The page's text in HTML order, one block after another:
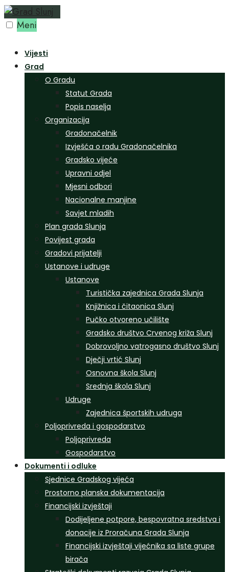
Preskoči
na Meni
Vijesti
Grad
O Gradu
Statut Grada
Popis naselja
Organizacija
Gradonačelnik
Izvješća o radu Gradonačelnika
Gradsko vijeće
Upravni odjel
Mjesni odbori
Nacionalne manjine
Savjet mladih
Plan grada Slunja
Povijest grada
Gradovi prijatelji
Ustanove i udruge
Ustanove
Turistička zajednica Grada Slunja
Knjižnica i čitaonica Slunj
Pučko otvoreno učilište
Gradsko društvo Crvenog križa Slunj
Dobrovoljno vatrogasno društvo Slunj
Dječji vrtić Slunj
Osnovna škola Slunj
Srednja škola Slunj
Udruge
Zajednica športskih udruga
Poljoprivreda i gospodarstvo
Poljoprivreda
Gospodarstvo
Dokumenti i odluke
Sjednice Gradskog vijeća
Prostorno planska dokumentacija
Financijski izvještaji
Dodijeljene potpore, bespovratna sredstva i
donacije iz Proračuna Grada Slunja
Financijski izvještaji vijećnika sa liste grupe
birača